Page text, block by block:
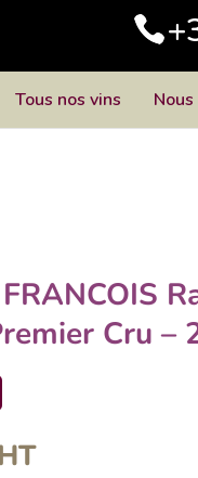
Tous nos vins
Cru –